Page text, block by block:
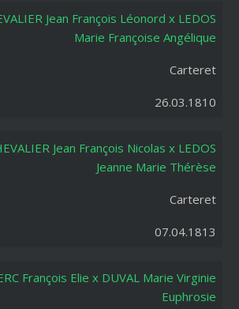
Jean François Léonord x LEDOS
Marie Françoise Angélique
Carteret
26.03.1810
Jean François Nicolas x LEDOS
Jeanne Marie Thérèse
Carteret
07.04.1813
François Elie x DUVAL Marie Virginie
Euphrosie